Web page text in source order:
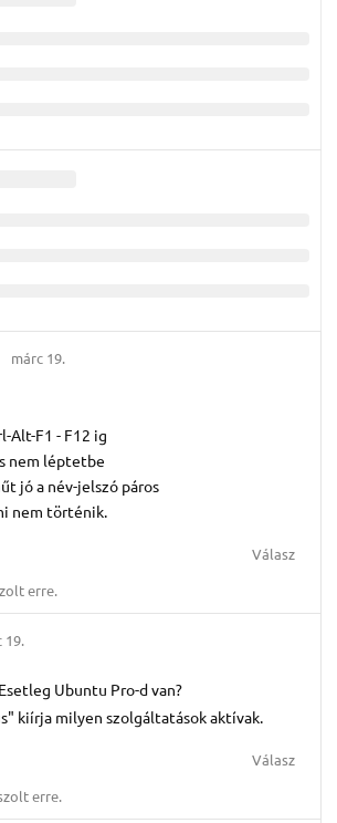
márc 19.
Alt-F1 - F12 ig
nem léptetbe
jó a név-jelszó páros
nem történik.
Válasz
erre.
19.
Esetleg Ubuntu Pro-d van?
kiírja milyen szolgáltatások aktívak.
Válasz
erre.